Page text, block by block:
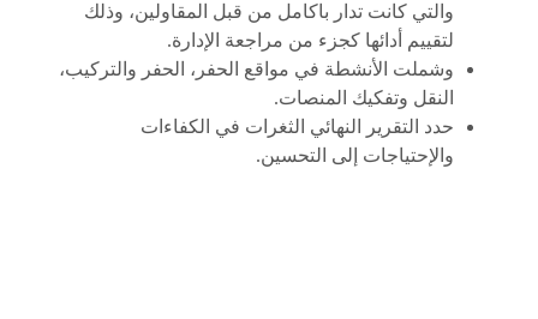
والتي كانت تدار باكامل من قبل المقاولين، وذلك
لتقييم أدائها كجزء من مراجعة الإدارة.
وشملت الأنشطة في مواقع الحفر، الحفر والتركيب،
النقل وتفكيك المنصات.
حدد التقرير النهائي الثغرات في الكفاءات
والإحتياجات إلى التحسين.